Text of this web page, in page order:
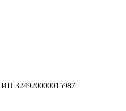
324920000015987